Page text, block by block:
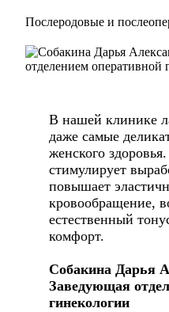
Послеродовые и
В нашей клинике
даже самые
женского
стимулирует
повышает
кровообращение,
естественный
комфорт.
Собакина Дарья
Заведующая
гинекологии